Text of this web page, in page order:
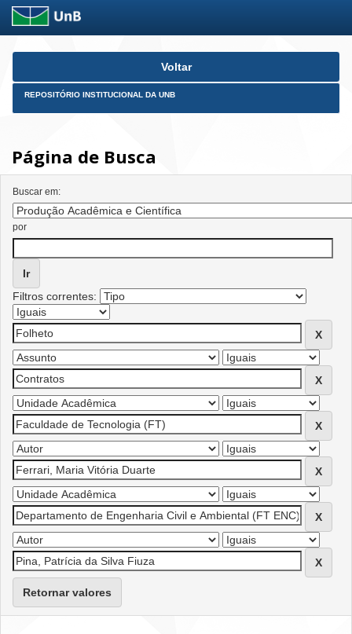
Skip
Voltar
REPOSITÓRIO INSTITUCIONAL DA UNB
Página de Busca
Buscar em:
por
Filtros correntes:
Retornar valores